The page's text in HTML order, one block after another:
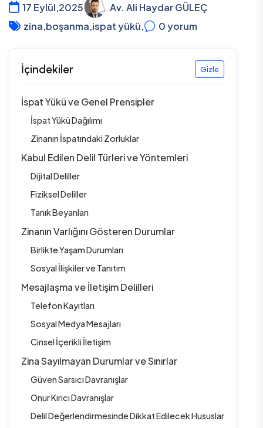
17 Eylül,2025
Av. Ali Haydar GÜLEÇ
zina,boşanma,ispat yükü, 0yorum
İçindekiler Gizle
İspat Yükü ve Genel Prensipler
İspat Yükü Dağılımı
Zinanın İspatındaki Zorluklar
Kabul Edilen Delil Türleri ve Yöntemleri
Dijital Deliller
Fiziksel Deliller
Tanık Beyanları
Zinanın Varlığını Gösteren Durumlar
Birlikte Yaşam Durumları
Sosyal İlişkiler ve Tanıtım
Mesajlaşma ve İletişim Delilleri
Telefon Kayıtları
Sosyal Medya Mesajları
Cinsel İçerikli İletişim
Zina Sayılmayan Durumlar ve Sınırlar
Güven Sarsıcı Davranışlar
Onur Kırıcı Davranışlar
Delil Değerlendirmesinde Dikkat Edilecek Hususlar